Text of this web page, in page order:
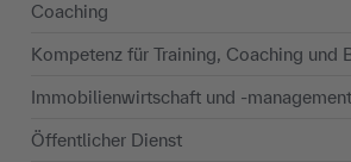
Coaching
Kompetenz für Training, Coaching und
Immobilienwirtschaft und -management
Öffentlicher Dienst